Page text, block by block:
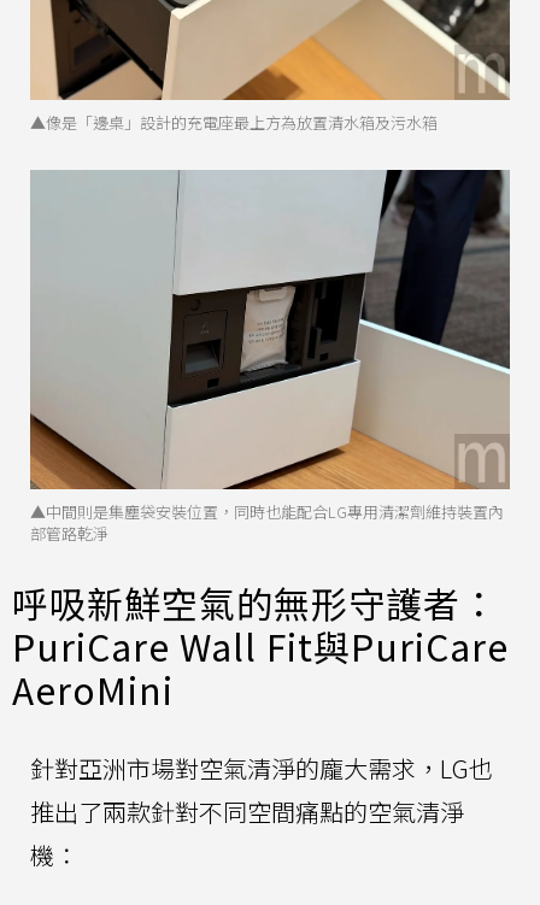
▲像是「邊桌」設計的充電座最上方為放置清水箱及污水箱
▲中間則是集塵袋安裝位置，同時也能配合LG專用清潔劑維持裝置內
部管路乾淨
呼吸新鮮空氣的無形守護者：
PuriCare Wall Fit與PuriCare
AeroMini
針對亞洲市場對空氣清淨的龐大需求，LG也
推出了兩款針對不同空間痛點的空氣清淨
機：